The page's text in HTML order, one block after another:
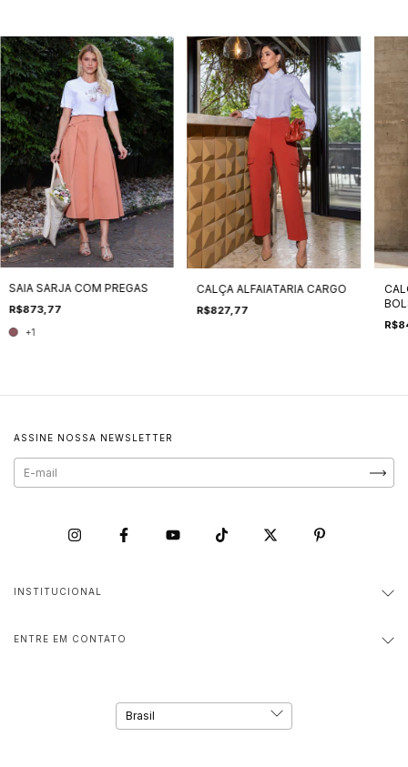
SAIA SARJA COM PREGAS
R$873,77
+1
CALÇA ALFAIATARIA CARGO
R$827,77
ASSINE NOSSA NEWSLETTER
INSTITUCIONAL
ENTRE EM CONTATO